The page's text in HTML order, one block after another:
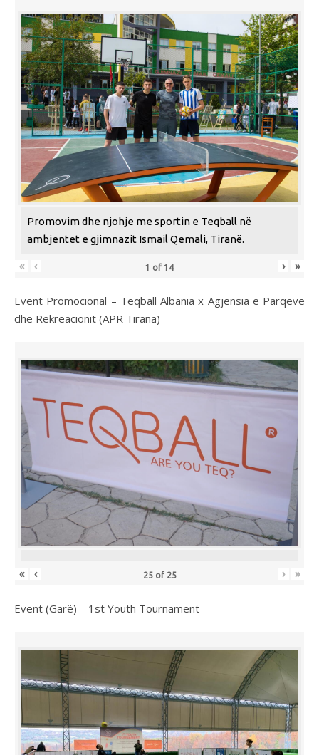
Promovim dhe njohje me sportin e Teqball në
ambjentet e gjimnazit Ismail Qemali, Tiranë.
« ‹ 1 of 14 › »
Event Promocional – Teqball Albania x Agjensia e Parqeve
dhe Rekreacionit (APR Tirana)
« ‹ 25of 25 › »
Event (Garë) – 1st Youth Tournament